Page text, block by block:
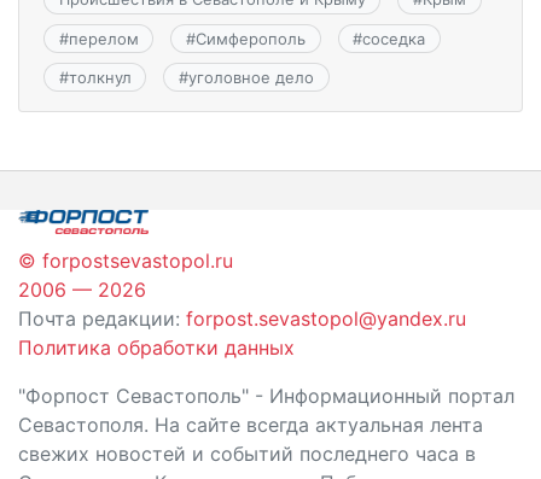
#перелом #Симферополь #соседка
#толкнул #уголовное дело
© forpostsevastopol.ru
2006 — 2026
Почта редакции: forpost.sevastopol@yandex.ru
Политика обработки данных
"Форпост Севастополь" - Информационный портал
Севастополя. На сайте всегда актуальная лента
свежих новостей и событий последнего часа в